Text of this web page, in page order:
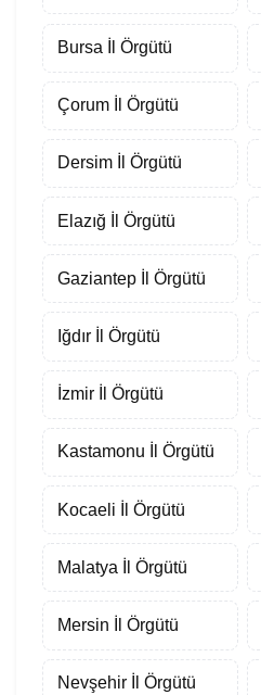
Bursa İl Örgütü
Çorum İl Örgütü
Dersim İl Örgütü
Elazığ İl Örgütü
Gaziantep İl Örgütü
Iğdır İl Örgütü
İzmir İl Örgütü
Kastamonu İl Örgütü
Kocaeli İl Örgütü
Malatya İl Örgütü
Mersin İl Örgütü
Nevşehir İl Örgütü